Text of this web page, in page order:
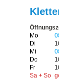
Mo
Di
Mi
Do
Fr
Sa + So